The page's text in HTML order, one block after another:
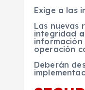
Exige a las
Las nuevas
integridad
información
operación
Deberán